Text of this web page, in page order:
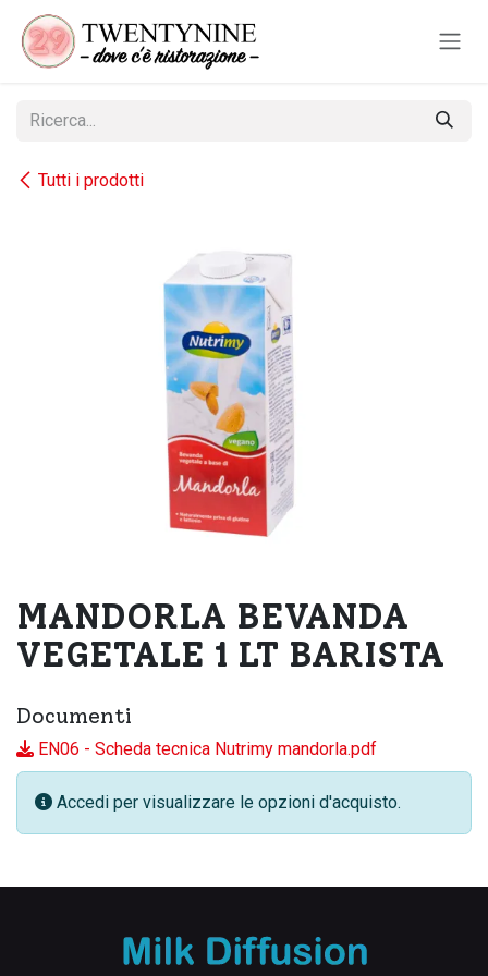
Passa al contenuto
Tutti i prodotti
MANDORLA BEVANDA
VEGETALE 1 LT BARISTA
Documenti
EN06 - Scheda tecnica Nutrimy mandorla.pdf
Accedi per visualizzare le opzioni d'acquisto.